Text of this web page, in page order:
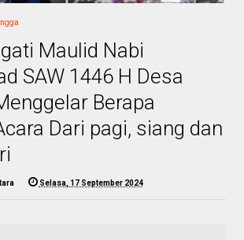
Maulid Nabi
SAW 1446 H Desa
Berapa
Dari pagi, siang dan
Selasa, 17 September 2024